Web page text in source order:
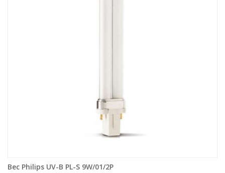
Bec Philips UV-B PL-S 9W/01/2P